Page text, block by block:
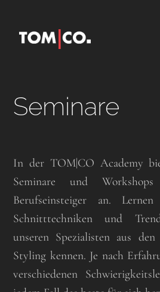
Seminare
In der TOM|CO Academy
Seminare und
Berufseinsteiger an.
Schnitttechniken und
unseren Spezialisten aus
Styling kennen. Je nach
verschiedenen